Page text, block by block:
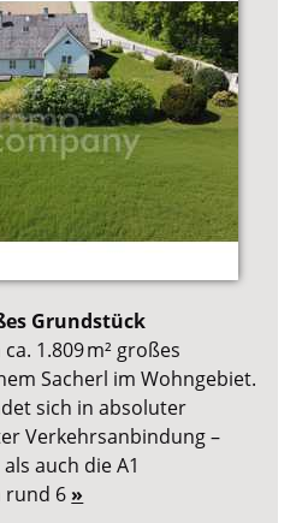
Grundstück
1.809 m² großes
Sacherl im Wohngebiet.
sich in absoluter
Verkehrsanbindung –
auch die A1
rund 6 »